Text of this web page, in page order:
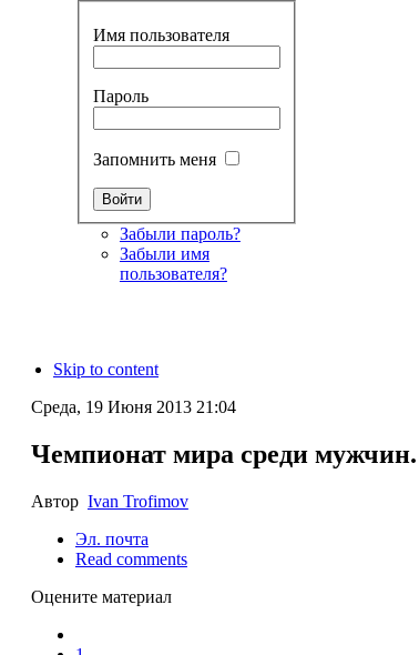
Имя пользователя
Пароль
Запомнить меня
Забыли пароль?
Забыли имя
пользователя?
Skip to content
Среда, 19 Июня 2013 21:04
Чемпионат мира среди
Автор Ivan Trofimov
Эл. почта
Read comments
Оцените материал